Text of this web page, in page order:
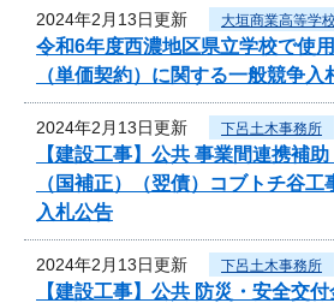
2024年2月13日更新 大垣商業高等学
令和6年度西濃地区県立学校で使
（単価契約）に関する一般競争入
2024年2月13日更新 下呂土木事務所
【建設工事】公共 事業間連携補助
（国補正）（翌債）コブトチ谷
入札公告
2024年2月13日更新 下呂土木事務所
【建設工事】公共 防災・安全交付